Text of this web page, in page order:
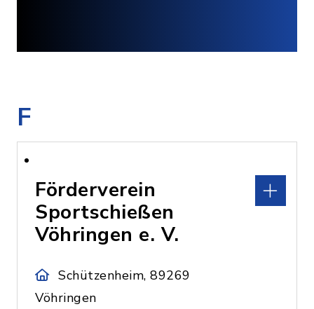
F
Förderverein
Sportschießen
Vöhringen e. V.
Schützenheim, 89269
Vöhringen